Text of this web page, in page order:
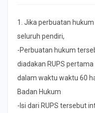
1. Jika perbuatan
seluruh pendiri,
-Perbuatan hukum
diadakan RUPS pertama
dalam waktu waktu 60
Badan Hukum
-Isi dari RUPS tersebut